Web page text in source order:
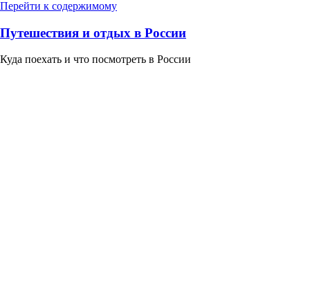
Перейти к содержимому
Путешествия и отдых в России
Куда поехать и что посмотреть в России